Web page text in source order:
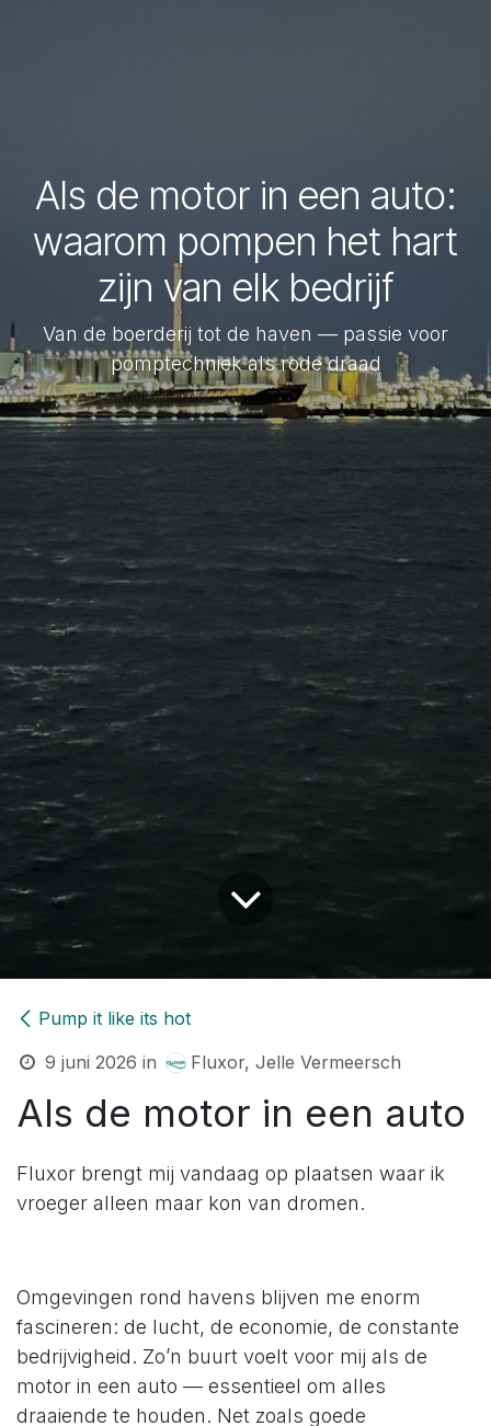
Als de motor in een auto:
waarom pompen het hart
zijn van elk bedrijf
Van de boerderij tot de haven — passie voor
pomptechniek als rode draad
Pump it like its hot
9 juni 2026 in Fluxor, Jelle Vermeersch
Als de motor in een auto
Fluxor brengt mij vandaag op plaatsen waar ik
vroeger alleen maar kon van dromen.
Omgevingen rond havens blijven me enorm
fascineren: de lucht, de economie, de constante
bedrijvigheid. Zo’n buurt voelt voor mij als de
motor in een auto — essentieel om alles
draaiende te houden. Net zoals goede